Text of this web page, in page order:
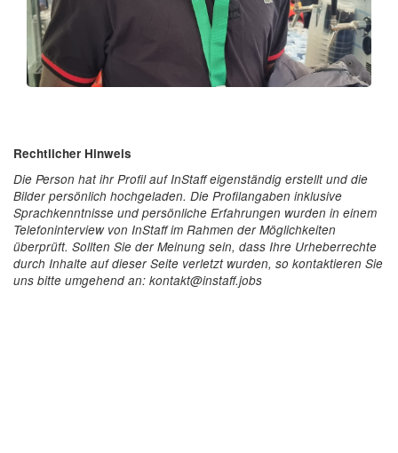
Rechtlicher Hinweis
Die Person hat ihr Profil auf InStaff eigenständig erstellt und die
Bilder persönlich hochgeladen. Die Profilangaben inklusive
Sprachkenntnisse und persönliche Erfahrungen wurden in einem
Telefoninterview von InStaff im Rahmen der Möglichkeiten
überprüft. Sollten Sie der Meinung sein, dass Ihre Urheberrechte
durch Inhalte auf dieser Seite verletzt wurden, so kontaktieren Sie
uns bitte umgehend an: kontakt@instaff.jobs